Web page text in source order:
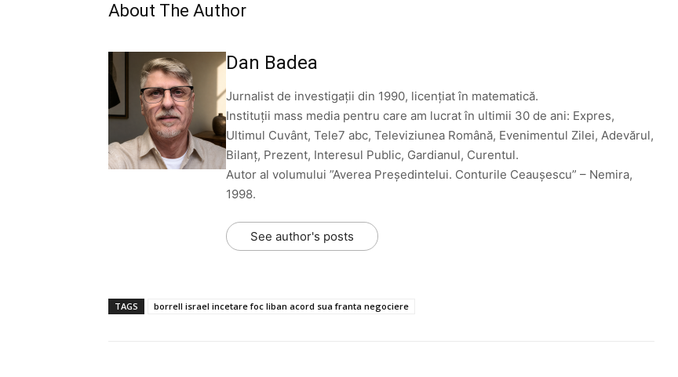
About The Author
Dan Badea
Jurnalist de investigații din 1990, licențiat în matematică.
Instituții mass media pentru care am lucrat în ultimii 30 de ani: Expres,
Ultimul Cuvânt, Tele7 abc, Televiziunea Română, Evenimentul Zilei, Adevărul,
Bilanț, Prezent, Interesul Public, Gardianul, Curentul.
Autor al volumului ”Averea Președintelui. Conturile Ceaușescu” – Nemira,
1998.
See author's posts
TAGS borrell israel incetare foc liban acord sua franta negociere